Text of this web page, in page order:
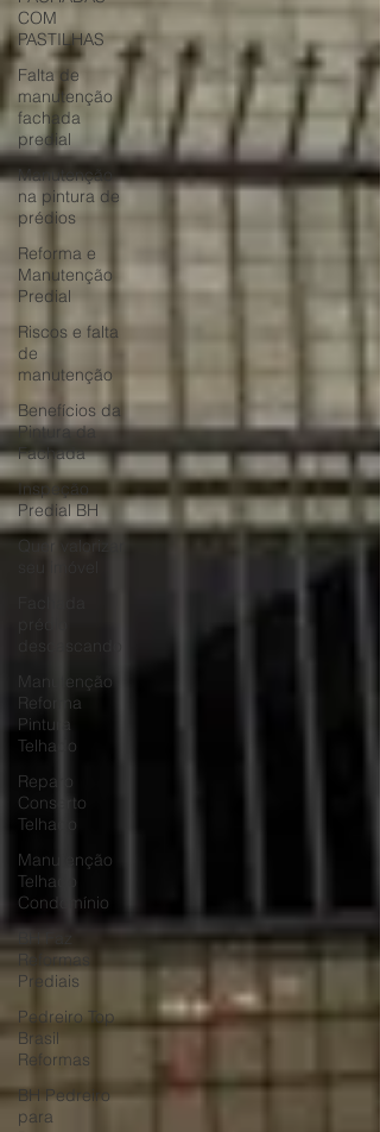
COM
PASTILHAS
Falta de
manutenção
fachada
predial
Manutenção
na pintura de
prédios
Reforma e
Manutenção
Predial
Riscos e falta
de
manutenção
Benefícios da
Pintura da
Fachada
Inspeção
Predial BH
Quer valorizar
Manutenção
Reforma
Pintura
Telhado
Reparo
Conserto
Telhado
Manutenção
Telhado
Condomínio
Reformas
Prediais
Pedreiro Top
Brasil
Reformas
BH Pedreiro
para